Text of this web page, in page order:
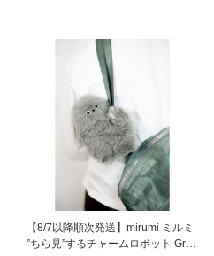
【8/7以降順次発送】mirumi ミルミ
”ちら見”するチャームロボット Gray